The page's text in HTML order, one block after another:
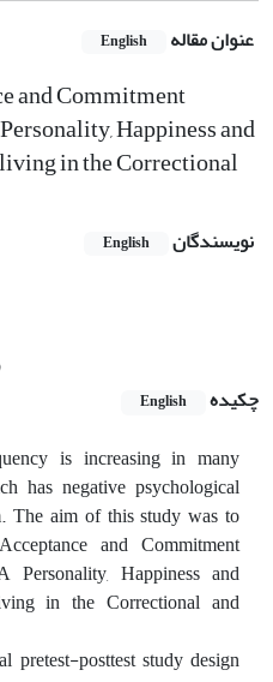
عنوان مقاله English
and Commitment
Happiness and
in the Correctional
نویسندگان English
چکیده
English
is increasing in many
has negative psychological
The aim of this study was to
and Commitment
Happiness and
in the Correctional and
pretest-posttest study design